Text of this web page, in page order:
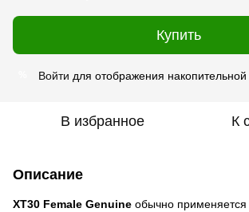
Купить
Войти для отображения накопительной
В избранное К
Описание
XT30 Female Genuine обычно применяется